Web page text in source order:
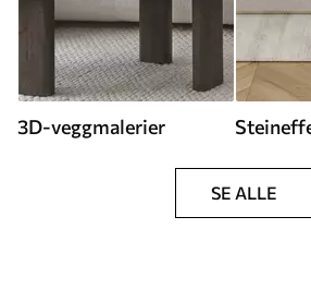
3D-veggmalerier
SE ALLE